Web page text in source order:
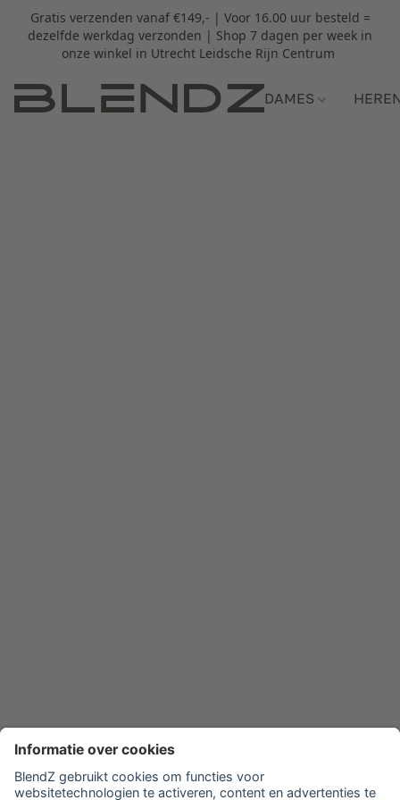
Gratis verzenden vanaf €149,- | Voor 16.00 uur besteld =
dezelfde werkdag verzonden | Shop 7 dagen per week in
onze winkel in Utrecht Leidsche Rijn Centrum
DAMES